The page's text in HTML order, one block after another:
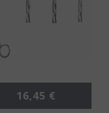
Precio
16,45 €